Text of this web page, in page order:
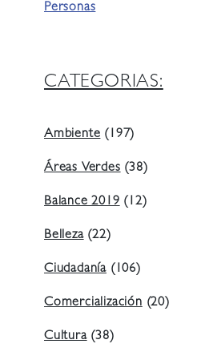
Personas
CATEGORIAS:
Ambiente (197)
Áreas Verdes (38)
Balance 2019 (12)
Belleza(22)
Ciudadanía (106)
Comercialización (20)
Cultura(38)